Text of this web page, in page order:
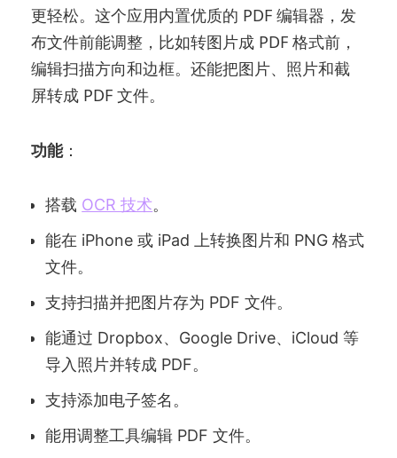
更轻松。这个应用内置优质的 PDF 编辑器，发
布文件前能调整，比如转图片成 PDF 格式前，
编辑扫描方向和边框。还能把图片、照片和截
屏转成 PDF 文件。
功能：
搭载 OCR 技术。
能在 iPhone 或 iPad 上转换图片和 PNG 格式
文件。
支持扫描并把图片存为 PDF 文件。
能通过 Dropbox、Google Drive、iCloud 等
导入照片并转成 PDF。
支持添加电子签名。
能用调整工具编辑 PDF 文件。